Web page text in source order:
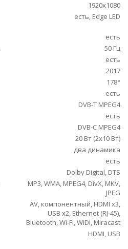
1920x1080
есть, Edge LED
есть
50 Гц
есть
2017
178°
есть
DVB-T MPEG4
есть
DVB-C MPEG4
20 Вт (2х10 Вт)
два динамика
есть
Dolby Digital, DTS
MP3, WMA, MPEG4, DivX, MKV,
JPEG
AV, компонентный, HDMI x3,
USB x2, Ethernet (RJ-45),
Bluetooth, Wi-Fi, WiDi, Miracast
HDMI, USB